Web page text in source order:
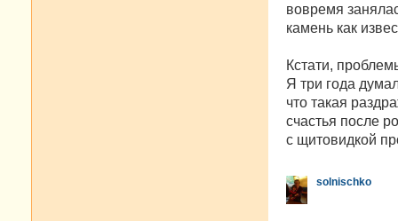
вовремя
камень как
Кстати,
Я три года
что такая
счастья после
с щитовидкой
solnischko